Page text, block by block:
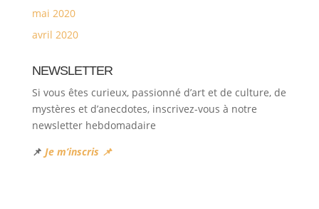
mai 2020
avril 2020
NEWSLETTER
Si vous êtes curieux, passionné d’art et de culture, de
mystères et d’anecdotes, inscrivez-vous à notre
newsletter hebdomadaire
📌 Je m’inscris 📌